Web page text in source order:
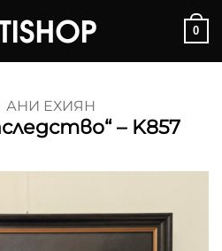
0
АНИ ЕХИЯН
– K857